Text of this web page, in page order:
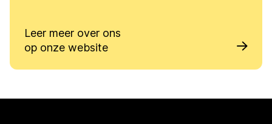
Leer meer over ons
op onze website